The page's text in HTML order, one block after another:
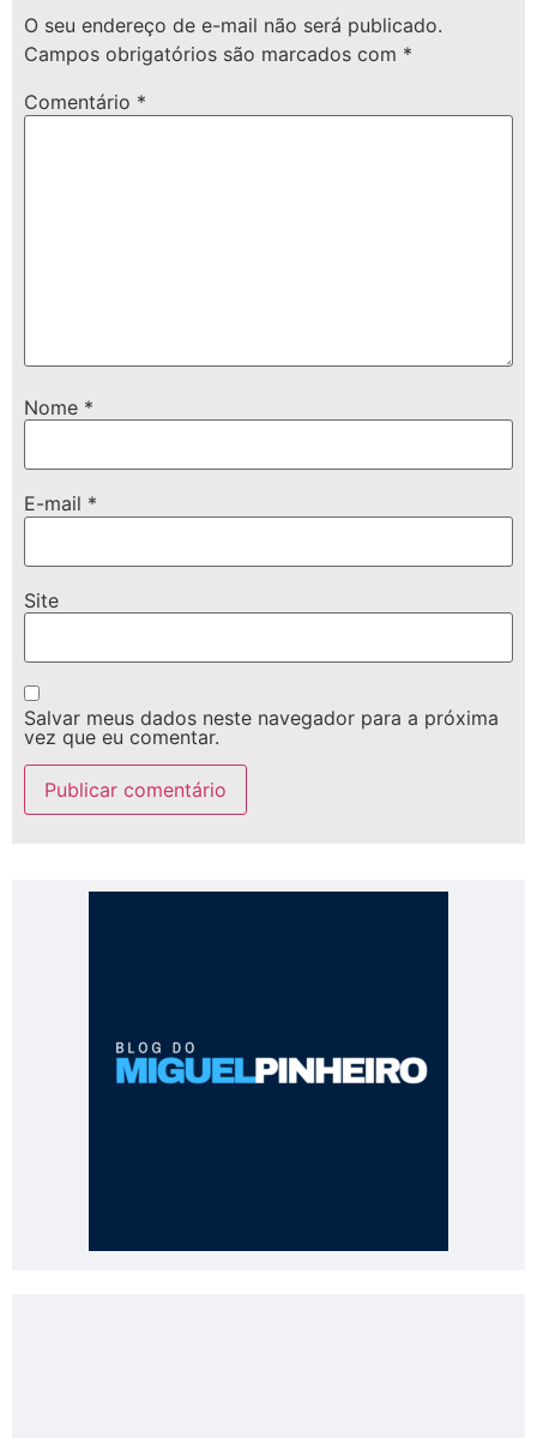
O seu endereço de e-mail não será publicado.
Campos obrigatórios são marcados com *
Comentário *
Nome *
E-mail *
Site
Salvar meus dados neste navegador para a próxima
vez que eu comentar.